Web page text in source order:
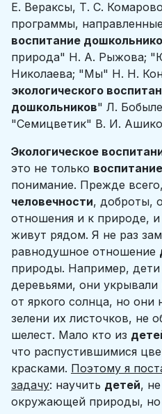
Е. Вераксы, Т. С.
программы,
воспитание
природа" Н. А. Рыжова;
Николаева; "Мы" Н. Н.
экологического
дошкольников" Л.
"Семицветик" В. И.
Экологическое
это не только
понимание. Прежде
человечности, доброты,
отношения и к природе,
живут рядом. Я не раз
равнодушное отношение
природы. Например,
деревьями, они
от яркого солнца, но они
зелени их листочков, не
шелест. Мало кто из
что распустившимися
красками. Поэтому я
задачу: научить детей,
окружающей природы, но